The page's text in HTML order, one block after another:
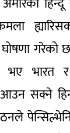
घोषणा गरेको
भए
आउन सक्ने